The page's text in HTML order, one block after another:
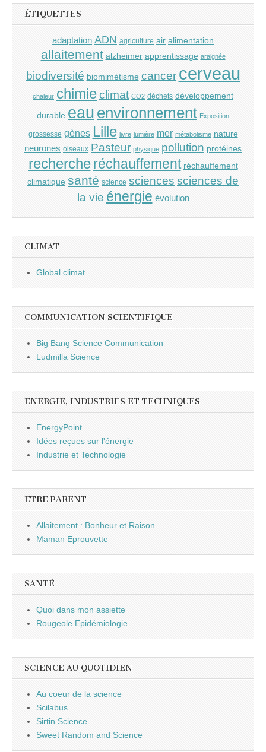
ÉTIQUETTES
adaptation ADN agriculture air alimentation
allaitement alzheimer apprentissage araignée
biodiversité biomimétisme cancer cerveau
chaleur chimieclimat CO2 déchets développement
durable eau environnement Exposition
grossesse gènes Lille livre lumière mer métabolisme nature
neurones oiseaux Pasteur physique pollution protéines
recherche réchauffement réchauffement
climatique santé science sciences sciences de
la vie énergie évolution
CLIMAT
Global climat
COMMUNICATION SCIENTIFIQUE
Big Bang Science Communication
Ludmilla Science
ENERGIE, INDUSTRIES ET TECHNIQUES
EnergyPoint
Idées reçues sur l'énergie
Industrie et Technologie
ETRE PARENT
Allaitement : Bonheur et Raison
Maman Eprouvette
SANTÉ
Quoi dans mon assiette
Rougeole Epidémiologie
SCIENCE AU QUOTIDIEN
Au coeur de la science
Scilabus
Sirtin Science
Sweet Random and Science